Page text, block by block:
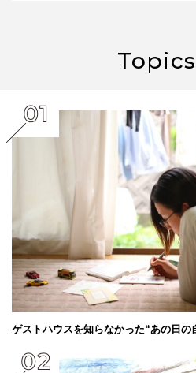
Topics
ゲストハウスを知らなかった“あの日